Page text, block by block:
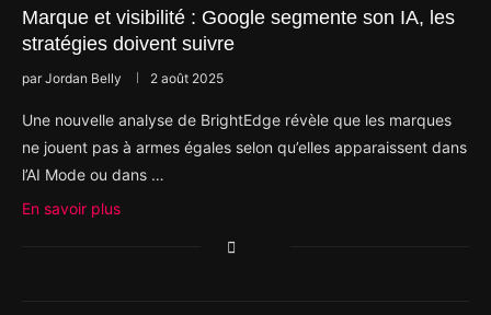
Marque et visibilité : Google segmente son IA, les
stratégies doivent suivre
parJordan Belly 2 août 2025
Une nouvelle analyse de BrightEdge révèle que les marques
ne jouent pas à armes égales selon qu’elles apparaissent dans
l’AI Mode ou dans …
En savoir plus